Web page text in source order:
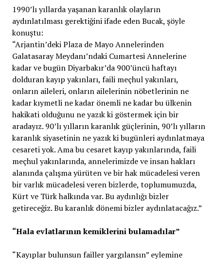
1990’lı yıllarda yaşanan karanlık olayların
aydınlatılması gerektiğini ifade eden Bucak, şöyle
konuştu:
“Arjantin’deki Plaza de Mayo Annelerinden
Galatasaray Meydanı’ndaki Cumartesi Annelerine
kadar ve bugün Diyarbakır’da 900’üncü haftayı
dolduran kayıp yakınları, faili meçhul yakınları,
onların aileleri, onların ailelerinin nöbetlerinin ne
kadar kıymetli ne kadar önemli ne kadar bu ülkenin
hakikati olduğunu ne yazık ki göstermek için bir
aradayız. 90’lı yılların karanlık güçlerinin, 90’lı yılların
karanlık siyasetinin ne yazık ki bugünleri aydınlatmaya
cesareti yok. Ama bu cesaret kayıp yakınlarında, faili
meçhul yakınlarında, annelerimizde ve insan hakları
alanında çalışma yürüten ve bir hak mücadelesi veren
bir varlık mücadelesi veren bizlerde, toplumumuzda,
Kürt ve Türk halkında var. Bu aydınlığı bizler
getireceğiz. Bu karanlık dönemi bizler aydınlatacağız.”
“Hala evlatlarının kemiklerini bulamadılar”
“Kayıplar bulunsun failler yargılansın” eylemine